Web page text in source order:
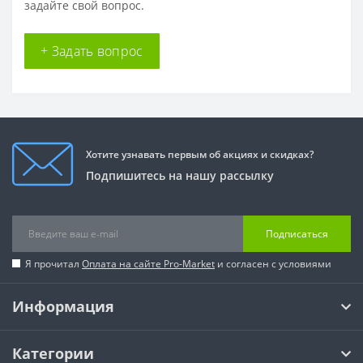
задайте свой вопрос.
+ Задать вопрос
Хотите узнавать первым об акциях и скидках?
Подпишитесь на нашу рассылку
Подписаться
Я прочитал Оплата на сайте Pro-Market и согласен с условиями
Информация
Категории